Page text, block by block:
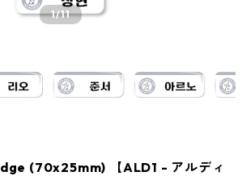
1/11
(70x25mm) 【ALD1 - アルディ